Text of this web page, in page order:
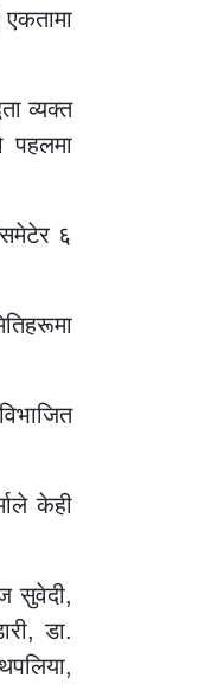
व्यक्त
पहलमा
६
केही
सुवेदी,
डा.